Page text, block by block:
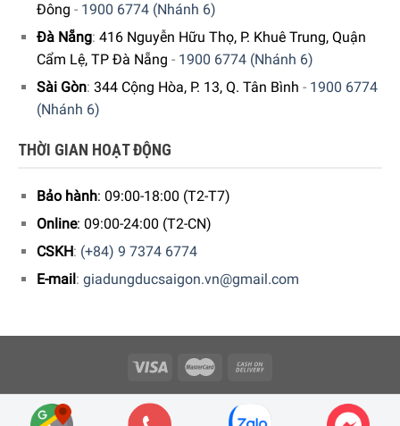
Lò hấp kèm nướng Miele DGC 7540 sẽ là trợ thủ hiệu quả cho
bạn với nhiều chương trình nấu tự động
Tính năng tự động giữ ấm
không mở và không có bất kỳ thao tác điều khiển nào thì lò
hấp sẽ giúp bạn giữ thức ăn bằng cách duy trì mức 70°C
với thời gian lên đến 15 phút.
Đông - 1900 6774 (Nhánh 6)
Đà Nẵng: 416 Nguyễn Hữu Thọ, P. Khuê Trung, Quận
Cẩm Lệ, TP Đà Nẵng - 1900 6774 (Nhánh 6)
Sài Gòn: 344 Cộng Hòa, P. 13, Q. Tân Bình - 1900 6774
(Nhánh 6)
THỜI GIAN HOẠT ĐỘNG
Bảo hành: 09:00-18:00 (T2-T7)
Online: 09:00-24:00 (T2-CN)
CSKH: (+84) 9 7374 6774
E-mail : giadungducsaigon.vn@gmail.com
Copyright 2026 © Công ty Cổ phần Minh Housewares - ĐKKD số